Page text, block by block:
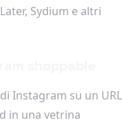
Sydium e altri
Instagram su un URL
in una vetrina